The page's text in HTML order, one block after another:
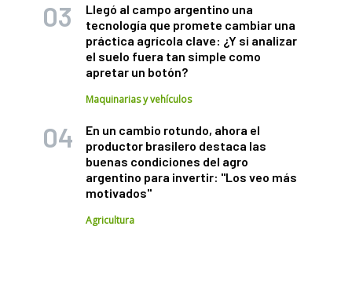
Llegó al campo argentino una
tecnología que promete cambiar una
práctica agrícola clave: ¿Y si analizar
el suelo fuera tan simple como
apretar un botón?
Maquinarias y vehículos
En un cambio rotundo, ahora el
productor brasilero destaca las
buenas condiciones del agro
argentino para invertir: "Los veo más
motivados"
Agricultura